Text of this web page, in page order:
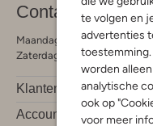
te volgen en
advertenties
toestemming.
worden
analytische
ook op
voor meer
Contact
Maandag - Vrijdag 09:00 -
Zaterdag 09:00 - 17:00 uur
Klantendienst
Account